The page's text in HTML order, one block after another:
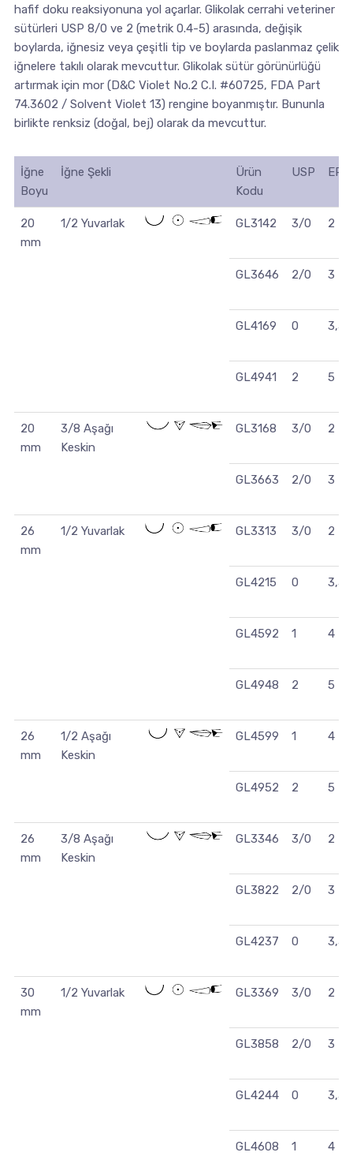
hafif doku reaksiyonuna yol açarlar. Glikolak cerrahi veteriner
sütürleri USP 8/0 ve 2 (metrik 0.4-5) arasında, değişik
boylarda, iğnesiz veya çeşitli tip ve boylarda paslanmaz çelik
iğnelere takılı olarak mevcuttur. Glikolak sütür görünürlüğü
artırmak için mor (D&C Violet No.2 C.I. #60725, FDA Part
74.3602 / Solvent Violet 13) rengine boyanmıştır. Bununla
birlikte renksiz (doğal, bej) olarak da mevcuttur.
İğne
Boyu
İğne Şekli
Ürün
Kodu
USP EP
20
mm
1/2 Yuvarlak GL3142 3/0 2
GL3646 2/0 3
GL4169 0 3,5
GL4941 2 5
20
mm
3/8 Aşağı
Keskin
GL3168 3/0 2
GL3663 2/0 3
26
mm
1/2 Yuvarlak GL3313 3/0 2
GL4215 0 3,5
GL4592 1 4
GL4948 2 5
26
mm
1/2 Aşağı
Keskin
GL4599 1 4
GL4952 2 5
26
mm
3/8 Aşağı
Keskin
GL3346 3/0 2
GL3822 2/0 3
GL4237 0 3,5
30
mm
1/2 Yuvarlak GL3369 3/0 2
GL3858 2/0 3
GL4244 0 3,5
GL4608 1 4